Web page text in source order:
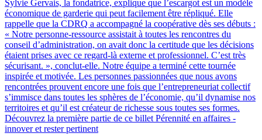
Sylvie Gervais, la fondatrice, explique que l’escargot est un modèle
économique de garderie qui peut facilement être répliqué. Elle
rappelle que la CDRQ a accompagné la coopérative dès ses débuts :
« Notre personne-ressource assistait à toutes les rencontres du
conseil d’administration, on avait donc la certitude que les décisions
étaient prises avec ce regard-là externe et professionnel. C’est très
sécurisant. », conclut-elle. Notre équipe a terminé cette tournée
inspirée et motivée. Les personnes passionnées que nous avons
rencontrées prouvent encore une fois que l’entrepreneuriat collectif
s’immisce dans toutes les sphères de l’économie, qu’il dynamise nos
territoires et qu’il est créateur de richesse sous toutes ses formes.
Découvrez la première partie de ce billet Pérennité en affaires -
innover et rester pertinent